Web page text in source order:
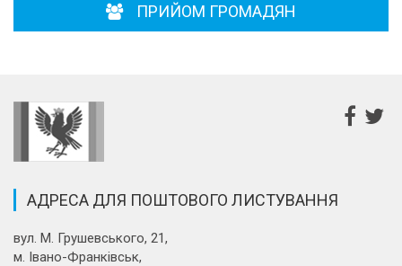
ПРИЙОМ ГРОМАДЯН
АДРЕСА ДЛЯ ПОШТОВОГО ЛИСТУВАННЯ
вул. М. Грушевського, 21,
м. Івано-Франківськ,